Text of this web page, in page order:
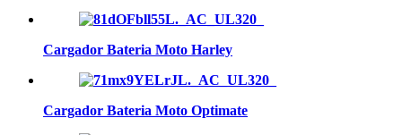
Cargador Bateria Moto Harley
Cargador Bateria Moto Optimate